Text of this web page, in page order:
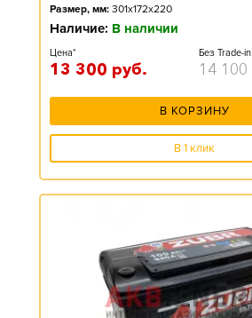
Размер, мм: 301x172x220
Наличие: В наличии
Цена*
13 300 руб.
Без Trade-in
14 100
В КОРЗИНУ
В 1 клик